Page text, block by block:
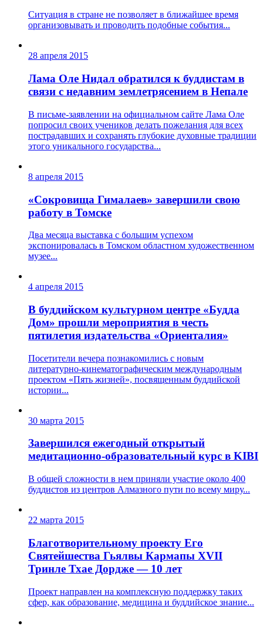
Ситуация в стране не позволяет в ближайшее время
организовывать и проводить подобные события...
28 апреля 2015
Лама Оле Нидал обратился к буддистам в
связи с недавним землетрясением в Непале
В письме-заявлении на официальном сайте Лама Оле
попросил своих учеников делать пожелания для всех
пострадавших и сохранять глубокие духовные традиции
этого уникального государства...
8 апреля 2015
«Сокровища Гималаев» завершили свою
работу в Томске
Два месяца выставка с большим успехом
экспонировалась в Томском областном художественном
музее...
4 апреля 2015
В буддийском культурном центре «Будда
Дом» прошли мероприятия в честь
пятилетия издательства «Ориенталия»
Посетители вечера познакомились с новым
литературно-кинематографическим международным
проектом «Пять жизней», посвященным буддийской
истории...
30 марта 2015
Завершился ежегодный открытый
медитационно-образовательный курс в KIBI
В общей сложности в нем приняли участие около 400
буддистов из центров Алмазного пути по всему миру...
22 марта 2015
Благотворительному проекту Его
Святейшества Гьялвы Кармапы XVII
Тринле Тхае Дордже — 10 лет
Проект направлен на комплексную поддержку таких
сфер, как образование, медицина и буддийское знание...